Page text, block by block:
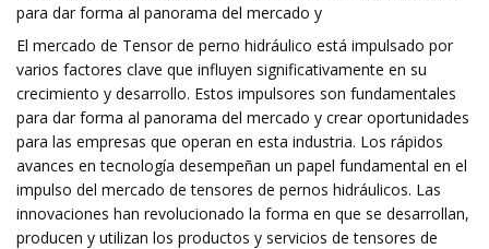
para dar forma al panorama del mercado y
El mercado de Tensor de perno hidráulico está impulsado por
varios factores clave que influyen significativamente en su
crecimiento y desarrollo. Estos impulsores son fundamentales
para dar forma al panorama del mercado y crear oportunidades
para las empresas que operan en esta industria. Los rápidos
avances en tecnología desempeñan un papel fundamental en el
impulso del mercado de tensores de pernos hidráulicos. Las
innovaciones han revolucionado la forma en que se desarrollan,
producen y utilizan los productos y servicios de tensores de